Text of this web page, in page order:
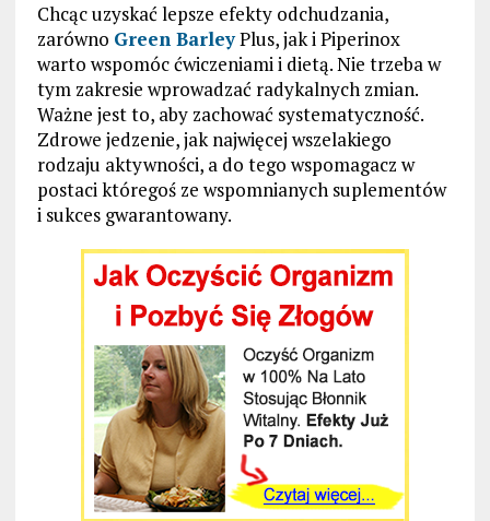
Chcąc uzyskać lepsze efekty odchudzania,
zarówno Green BarleyPlus, jak i Piperinox
warto wspomóc ćwiczeniami i dietą. Nie trzeba w
tym zakresie wprowadzać radykalnych zmian.
Ważne jest to, aby zachować systematyczność.
Zdrowe jedzenie, jak najwięcej wszelakiego
rodzaju aktywności, a do tego wspomagacz w
postaci któregoś ze wspomnianych suplementów
i sukces gwarantowany.